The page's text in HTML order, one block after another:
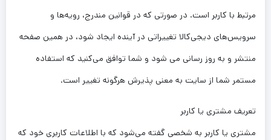
مرتبط با کاربر است. در صورتی که در قوانین مندرج، رویه‏‌ها و
سرویس‏‌های دیجی‌کالا تغییراتی در آینده ایجاد شود، در همین صفحه
منتشر و به روز رسانی می شود و شما توافق می‏‌کنید که استفاده
مستمر شما از سایت به معنی پذیرش هرگونه تغییر است.
تعریف مشتری یا کاربر
مشتری یا کاربر به شخصی گفته می‌شود که با اطلاعات کاربری خود که